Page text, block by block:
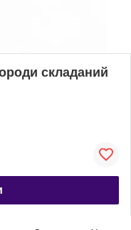
складаний